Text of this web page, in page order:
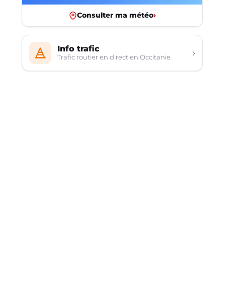
Consulter ma météo›
Info trafic
Trafic routier en direct en Occitanie ›